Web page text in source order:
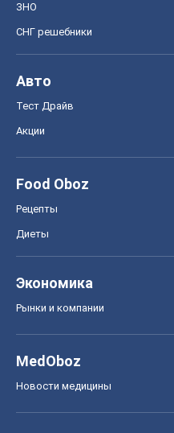
ЗНО
СНГ решебники
Авто
Тест Драйв
Акции
Food Oboz
Рецепты
Диеты
Экономика
Рынки и компании
MedOboz
Новости медицины